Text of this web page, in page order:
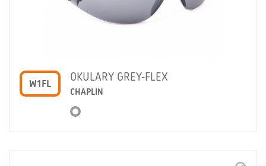
W1FL
OKULARY GREY-FLEX
CHAPLIN